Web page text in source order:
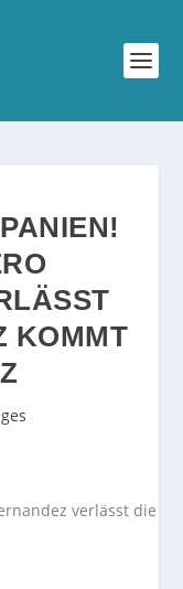
KOMMT